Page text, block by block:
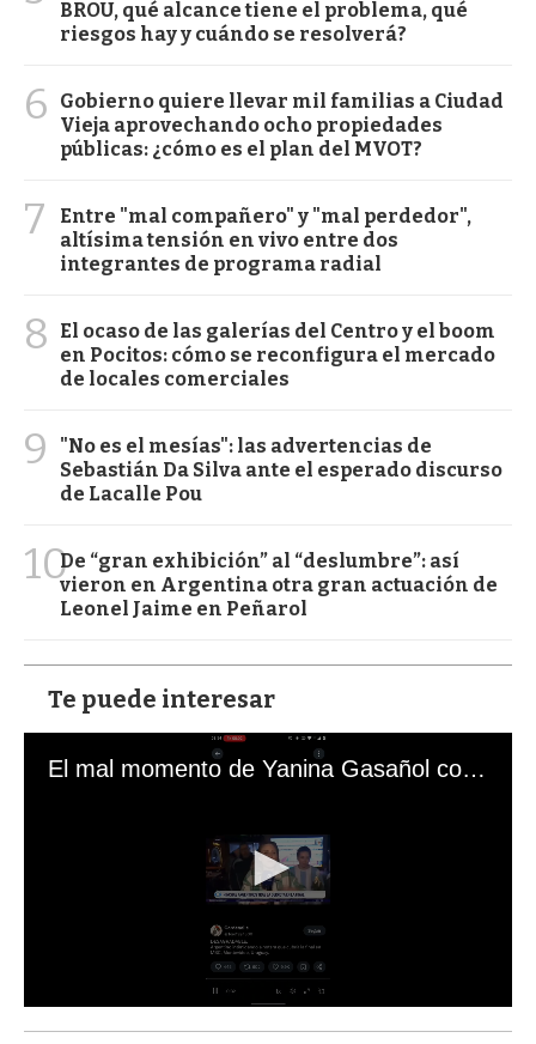
BROU, qué alcance tiene el problema, qué
riesgos hay y cuándo se resolverá?
6
Gobierno quiere llevar mil familias a Ciudad
Vieja aprovechando ocho propiedades
públicas: ¿cómo es el plan del MVOT?
7
Entre "mal compañero" y "mal perdedor",
altísima tensión en vivo entre dos
integrantes de programa radial
8
El ocaso de las galerías del Centro y el boom
en Pocitos: cómo se reconfigura el mercado
de locales comerciales
9
"No es el mesías": las advertencias de
Sebastián Da Silva ante el esperado discurso
de Lacalle Pou
10De “gran exhibición” al “deslumbre”: así
vieron en Argentina otra gran actuación de
Leonel Jaime en Peñarol
Te puede interesar
El mal momento de Yanina Gasañol con un hincha argentino en "Subrayado"
s